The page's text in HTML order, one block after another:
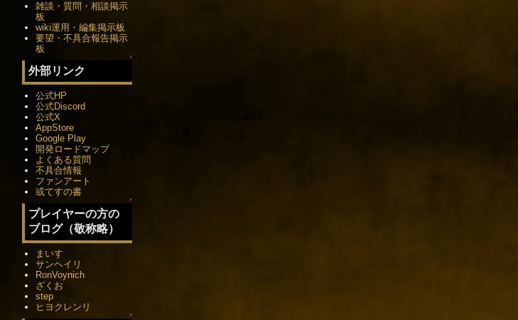
雑談・質問・相談掲示
板
wiki運用・編集掲示板
要望・不具合報告掲示
板
↑
外部リンク
公式HP
公式Discord
公式X
AppStore
Google Play
開発ロードマップ
よくある質問
不具合情報
ファンアート
或てすの書
↑
プレイヤーの方の
ブログ（敬称略）
まいす
サンヘイリ
RonVoynich
ざくお
step
ヒヨクレンリ
↑